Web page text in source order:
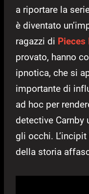
a riportare la
è diventato
ragazzi di Pieces
provato, hanno
ipnotica, che si
importante di
ad hoc per
detective
gli occhi.
della storia